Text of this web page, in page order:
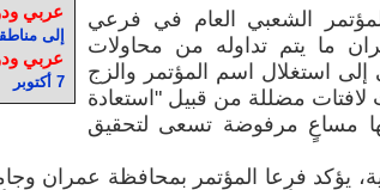
عربي
إلى
عربي
7 أكتوبر
الشعبي العام في فرعي
ما يتم تداوله من محاولات
استغلال اسم المؤتمر والزج
مضللة من قبيل "استعادة
مساعٍ مرفوضة تسعى لتحقيق
يؤكد فرعا المؤتمر بمحافظة عمران